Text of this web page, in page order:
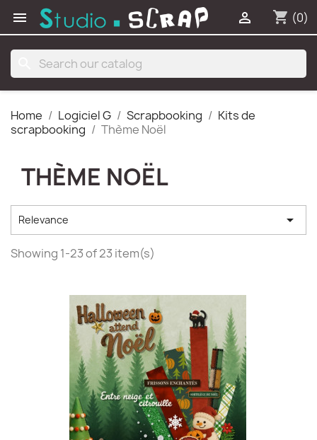
 shopping_cart (0)

Home Logiciel G Scrapbooking
Kits de
scrapbooking
Thème Noël
THÈME NOËL
Relevance 
Showing 1-23 of 23 item(s)